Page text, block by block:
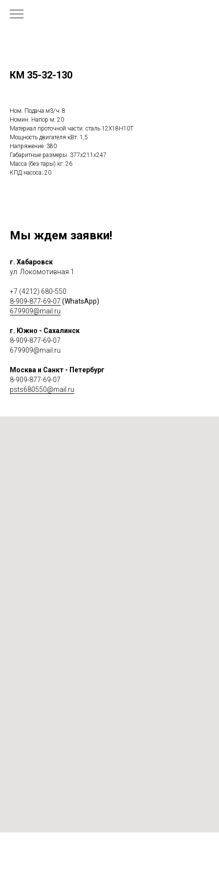
КМ 35-32-130
Ном. Подача м3/ч: 8
Номин. Напор м: 20
Материал проточной части: сталь 12Х18Н10Т
Мощность двигателя кВт: 1,5
Напряжение: 380
Габаритные размеры: 377х211х247
Масса (без тары) кг: 26
КПД насоса: 20
Мы ждем заявки!
г. Хабаровск
ул. Локомотивная 1
+7 (4212) 680-550
8-909-877-69-07 (WhatsApp)
679909@mail.ru
г. Южно - Сахалинск
8-909-877-69-07
679909@mail.ru
Москва и Санкт - Петербург
8-909-877-69-07
psts680550@mail.ru